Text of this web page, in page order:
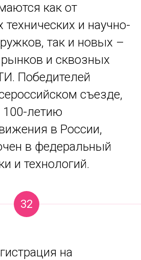
как от
и научно-
так и новых –
и сквозных
Победителей
съезде,
летию
в России,
в федеральный
и технологий.
32
на